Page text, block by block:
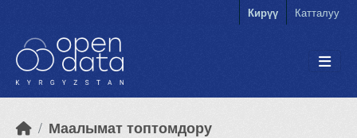
Кирүү Катталуу
Маалымат топтомдору